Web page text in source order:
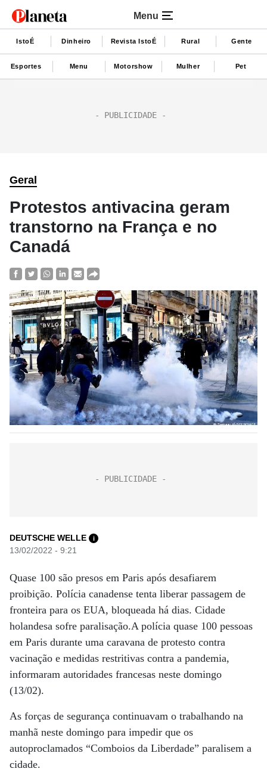
Menu
IstoÉ Dinheiro Revista IstoÉ Rural Gente
Esportes Menu Motorshow Mulher Pet
Geral
Protestos antivacina geram
transtorno na França e no
Canadá
DEUTSCHE WELLE i
13/02/2022 - 9:21
Quase 100 são presos em Paris após desafiarem
proibição. Polícia canadense tenta liberar passagem de
fronteira para os EUA, bloqueada há dias. Cidade
holandesa sofre paralisação.A polícia quase 100 pessoas
em Paris durante uma caravana de protesto contra
vacinação e medidas restritivas contra a pandemia,
informaram autoridades francesas neste domingo
(13/02).
As forças de segurança continuavam o trabalhando na
manhã neste domingo para impedir que os
autoproclamados “Comboios da Liberdade” paralisem a
cidade.